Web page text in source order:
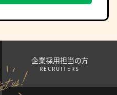
企業採用担当の方
RECRUITERS